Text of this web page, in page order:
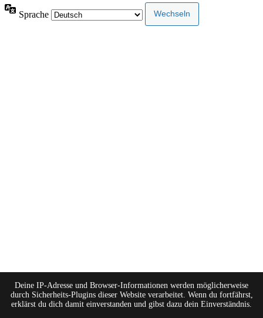
Sprache
Deine IP-Adresse und Browser-Informationen werden möglicherweise
durch Sicherheits-Plugins dieser Website verarbeitet. Wenn du fortfährst,
erklärst du dich damit einverstanden und gibst dazu dein Einverständnis.